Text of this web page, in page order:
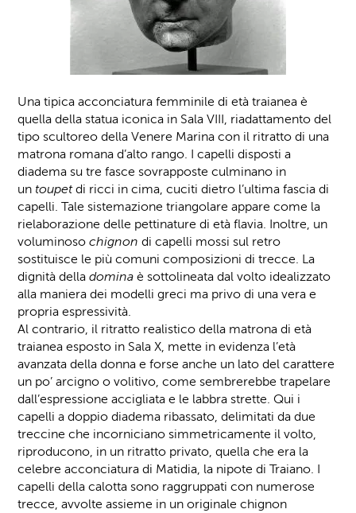
Una tipica acconciatura femminile di età traianea è
quella della statua iconica in Sala VIII, riadattamento del
tipo scultoreo della Venere Marina con il ritratto di una
matrona romana d’alto rango. I capelli disposti a
diadema su tre fasce sovrapposte culminano in
un toupetdi ricci in cima, cuciti dietro l’ultima fascia di
capelli. Tale sistemazione triangolare appare come la
rielaborazione delle pettinature di età flavia. Inoltre, un
voluminosochignon di capelli mossi sul retro
sostituisce le più comuni composizioni di trecce. La
dignità delladomina è sottolineata dal volto idealizzato
alla maniera dei modelli greci ma privo di una vera e
propria espressività.
Al contrario, il ritratto realistico della matrona di età
traianea esposto in Sala X, mette in evidenza l’età
avanzata della donna e forse anche un lato del carattere
un po’ arcigno o volitivo, come sembrerebbe trapelare
dall’espressione accigliata e le labbra strette. Qui i
capelli a doppio diadema ribassato, delimitati da due
treccine che incorniciano simmetricamente il volto,
riproducono, in un ritratto privato, quella che era la
celebre acconciatura di Matidia, la nipote di Traiano. I
capelli della calotta sono raggruppati con numerose
trecce, avvolte assieme in un originale chignon